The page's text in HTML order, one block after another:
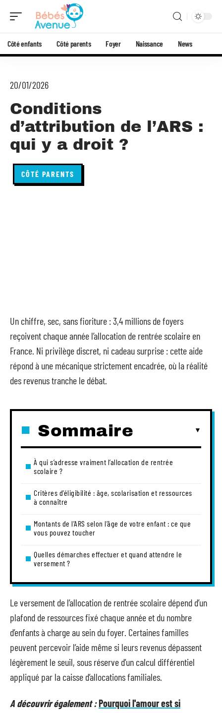
Côté enfants Côté parents Foyer Naissance News
20/01/2026
Conditions
d’attribution de l’ARS :
qui y a droit ?
CÔTÉ PARENTS
Un chiffre, sec, sans fioriture : 3,4 millions de foyers
reçoivent chaque année l’allocation de rentrée scolaire en
France. Ni privilège discret, ni cadeau surprise : cette aide
répond à une mécanique strictement encadrée, où la réalité
des revenus tranche le débat.
Sommaire
À qui s’adresse vraiment l’allocation de rentrée
scolaire ?
Critères d’éligibilité : âge, scolarisation et ressources
à connaître
Montants de l’ARS selon l’âge de votre enfant : ce que
vous pouvez toucher
Quelles démarches effectuer et quand attendre le
versement ?
Le versement de l’allocation de rentrée scolaire dépend d’un
plafond de ressources fixé chaque année et du nombre
d’enfants à charge au sein du foyer. Certaines familles
peuvent percevoir l’aide même si leurs revenus dépassent
légèrement le seuil, sous réserve d’un calcul différentiel
appliqué par la caisse d’allocations familiales.
A découvrir également :Pourquoi l'amour est si